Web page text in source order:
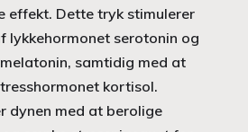
effekt. Dette tryk stimulerer
lykkehormonet serotonin og
samtidig med at
kortisol.
dynen med at berolige